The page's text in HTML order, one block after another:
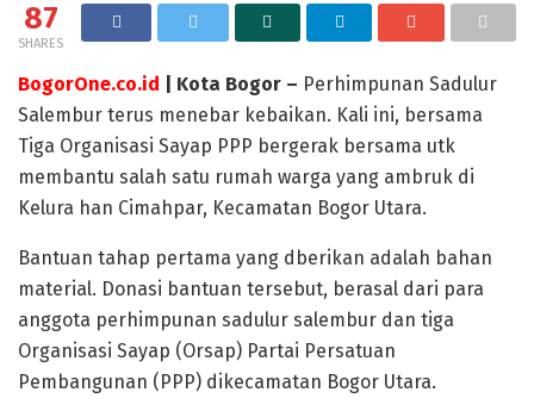
87
SHARES
BogorOne.co.id | Kota Bogor – Perhimpunan Sadulur
Salembur terus menebar kebaikan. Kali ini, bersama
Tiga Organisasi Sayap PPP bergerak bersama utk
membantu salah satu rumah warga yang ambruk di
Kelura han Cimahpar, Kecamatan Bogor Utara.
Bantuan tahap pertama yang dberikan adalah bahan
material. Donasi bantuan tersebut, berasal dari para
anggota perhimpunan sadulur salembur dan tiga
Organisasi Sayap (Orsap) Partai Persatuan
Pembangunan (PPP) dikecamatan Bogor Utara.